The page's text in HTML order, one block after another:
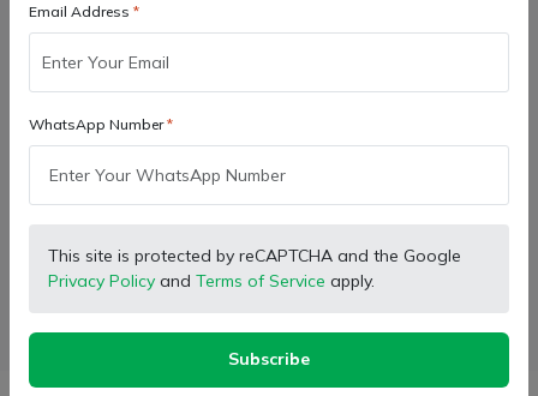
Email Address
WhatsApp Number
This site is protected by reCAPTCHA and the Google
Privacy Policy and Terms of Service apply.
Subscribe
Wishlist Compare Bulk Order
WhatsApp Email